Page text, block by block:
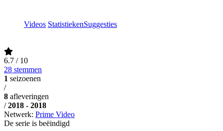
Videos StatistiekenSuggesties
6.7 / 10
28 stemmen
1 seizoenen
/
8 afleveringen
/ 2018 - 2018
Netwerk: Prime Video
De serie is beëindigd